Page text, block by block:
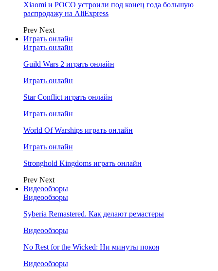
Xiaomi и POCO устроили под конец года большую
распродажу на AliExpress
Prev Next
Играть онлайн
Играть онлайн
Guild Wars 2 играть онлайн
Играть онлайн
Star Conflict играть онлайн
Играть онлайн
World Of Warships играть онлайн
Играть онлайн
Stronghold Kingdoms играть онлайн
Prev Next
Видеообзоры
Видеообзоры
Syberia Remastered. Как делают ремастеры
Видеообзоры
No Rest for the Wicked: Ни минуты покоя
Видеообзоры